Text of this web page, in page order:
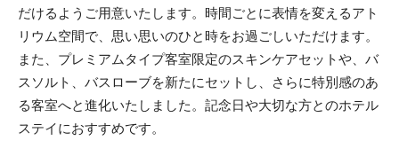
だけるようご用意いたします。時間ごとに表情を変えるアト
リウム空間で、思い思いのひと時をお過ごしいただけます。
また、プレミアムタイプ客室限定のスキンケアセットや、バ
スソルト、バスローブを新たにセットし、さらに特別感のあ
る客室へと進化いたしました。記念日や大切な方とのホテル
ステイにおすすめです。